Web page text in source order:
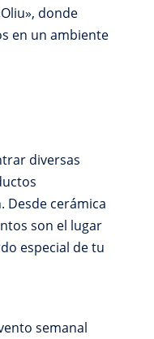
donde
en un ambiente
diversas
Desde cerámica
son el lugar
especial de tu
semanal